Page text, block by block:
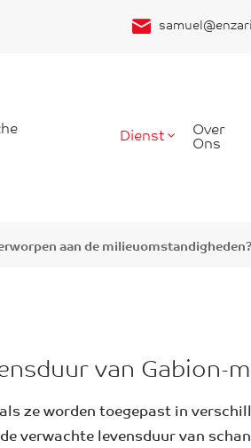
Dienst Over
Ons
aan de milieuomstandigheden?
van Gabion-
ze worden toegepast in
verwachte levensduur van